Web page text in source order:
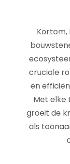
cruciale
en
Met elke
groeit de
als